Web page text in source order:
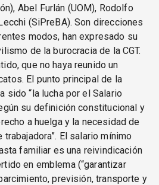
Abel Furlán (UOM), Rodolfo
(SiPreBA). Son direcciones
modos, han expresado su
de la burocracia de la CGT.
que no haya reunido un
El punto principal de la
sido “la lucha por el Salario
su definición constitucional y
a huelga y la necesidad de
El salario mínimo
familiar es una reivindicación
en emblema (“garantizar
previsión, transporte y